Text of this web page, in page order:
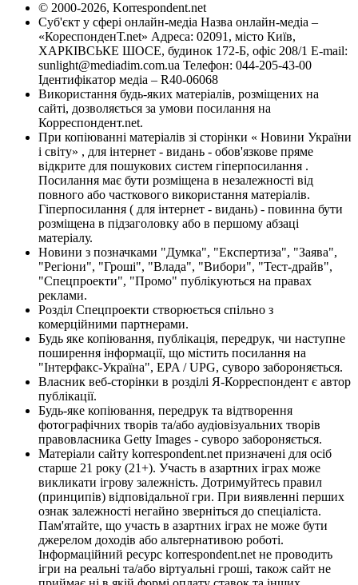
© 2000-2026, Korrespondent.net
Суб'єкт у сфері онлайн-медіа Назва онлайн-медіа –
«КореспонденТ.net» Адреса: 02091, місто Київ,
ХАРКІВСЬКЕ ШОСЕ, будинок 172-Б, офіс 208/1 E-mail:
sunlight@mediadim.com.ua Телефон: 044-205-43-00
Ідентифікатор медіа – R40-06068
Використання будь-яких матеріалів, розміщених на
сайті, дозволяється за умови посилання на
Корреспондент.net.
При копіюванні матеріалів зі сторінки « Новини України
і світу» , для інтернет - видань - обов'язкове пряме
відкрите для пошукових систем гіперпосилання .
Посилання має бути розміщена в незалежності від
повного або часткового використання матеріалів.
Гіперпосилання ( для інтернет - видань) - повинна бути
розміщена в підзаголовку або в першому абзаці
матеріалу.
Новини з позначками "Думка", "Експертиза", "Заява",
"Регіони", "Гроші", "Влада", "Вибори", "Тест-драйв",
"Спецпроекти", "Промо" публікуються на правах
реклами.
Розділ Спецпроекти створюється спільно з
комерційними партнерами.
Будь яке копіювання, публікація, передрук, чи наступне
поширення інформації, що містить посилання на
"Інтерфакс-Україна", EPA / UPG, суворо забороняється.
Власник веб-сторінки в розділі Я-Корреспондент є автор
публікації.
Будь-яке копіювання, передрук та відтворення
фотографічних творів та/або аудіовізуальних творів
правовласника Getty Images - суворо забороняється.
Матеріали сайту korrespondent.net призначені для осіб
старше 21 року (21+). Участь в азартних іграх може
викликати ігрову залежність. Дотримуйтесь правил
(принципів) відповідальної гри. При виявленні перших
ознак залежності негайно зверніться до спеціаліста.
Пам'ятайте, що участь в азартних іграх не може бути
джерелом доходів або альтернативою роботі.
Інформаційний ресурс korrespondent.net не проводить
ігри на реальні та/або віртуальні гроші, також сайт не